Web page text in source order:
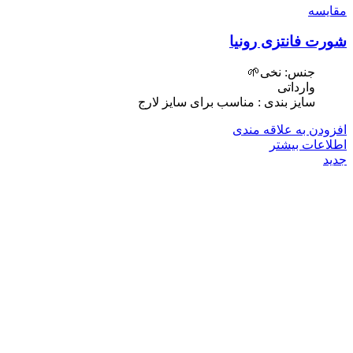
مقایسه
شورت فانتزی رونیا
جنس: نخی🌱
وارداتی
سایز بندی : مناسب برای سایز لارج
افزودن به علاقه مندی
اطلاعات بیشتر
جدید